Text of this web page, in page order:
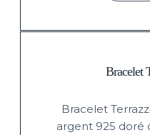
Bracelet
Bracelet
argent 925 doré